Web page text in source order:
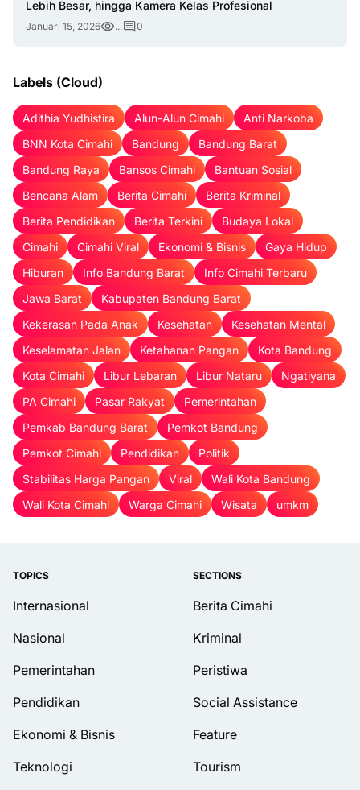
Lebih Besar, hingga Kamera Kelas Profesional
Januari 15, 2026 ... 0
Labels (Cloud)
Adithia Yudhistira Alun-Alun Cimahi
Anti Narkoba
BNN Kota Cimahi
Bandung
Bandung Barat
Bandung Raya
Bansos Cimahi
Bantuan Sosial
Bencana Alam
Berita Cimahi
Berita Kriminal
Berita Pendidikan
Berita Terkini
Budaya Lokal
Cimahi
Cimahi Viral Ekonomi & Bisnis
Gaya Hidup
Hiburan
Info Bandung Barat
Info Cimahi Terbaru
Jawa Barat
Kabupaten Bandung Barat
Kekerasan Pada Anak
Kesehatan
Kesehatan Mental
Keselamatan Jalan
Ketahanan Pangan
Kota Bandung
Kota Cimahi
Libur Lebaran Libur Nataru
Ngatiyana
PA Cimahi
Pasar Rakyat
Pemerintahan
Pemkab Bandung Barat
Pemkot Bandung
Pemkot Cimahi
Pendidikan
Politik
Stabilitas Harga Pangan
Viral
Wali Kota Bandung
Wali Kota Cimahi
Warga Cimahi Wisata umkm
TOPICS
Internasional
Nasional
Pemerintahan
Pendidikan
Ekonomi & Bisnis
Teknologi
SECTIONS
Berita Cimahi
Kriminal
Peristiwa
Social Assistance
Feature
Tourism